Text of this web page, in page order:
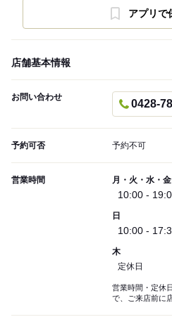
アプリで
店舗基本情報
お問い合わせ
0428-
予約可否 予約不可
営業時間 月・火・水・
10:00 -
日
10:00 -
木
定休日
営業時間・定休
で、ご来店前に